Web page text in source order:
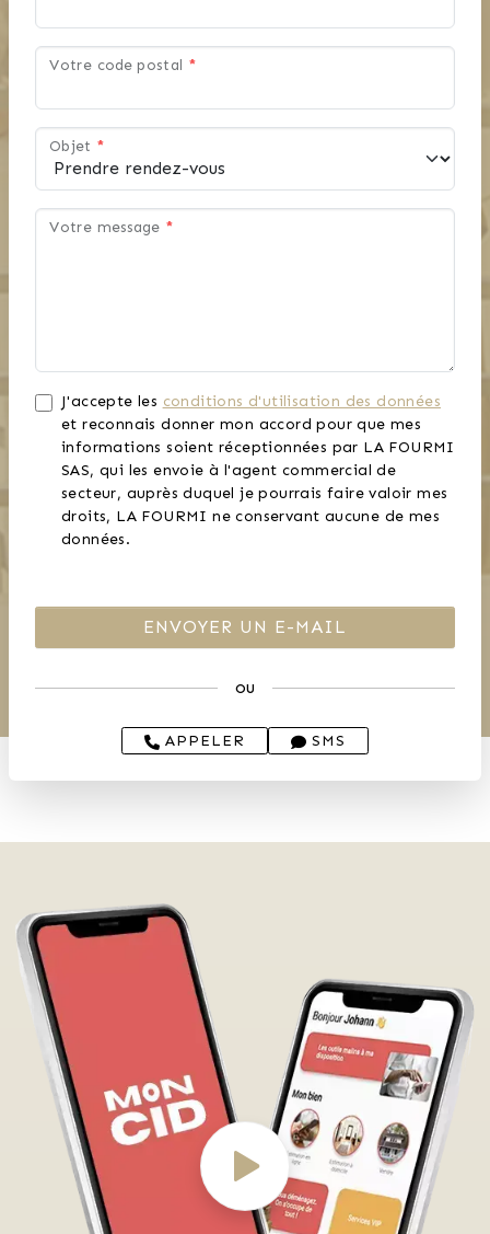
Votre code postal *
Objet *
Votre message *
J'accepte les conditions d'utilisation des données
et reconnais donner mon accord pour que mes
informations soient réceptionnées par LA FOURMI
SAS, qui les envoie à l'agent commercial de
secteur, auprès duquel je pourrais faire valoir mes
droits, LA FOURMI ne conservant aucune de mes
données.
ou
APPELER SMS